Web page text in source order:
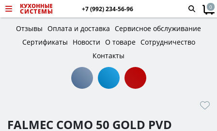
+7 (992) 234-56-96 0
Отзывы Оплата и доставка Сервисное обслуживание
Сертификаты
Новости О товаре Сотрудничество
Контакты
FALMEC COMO 50 GOLD PVD